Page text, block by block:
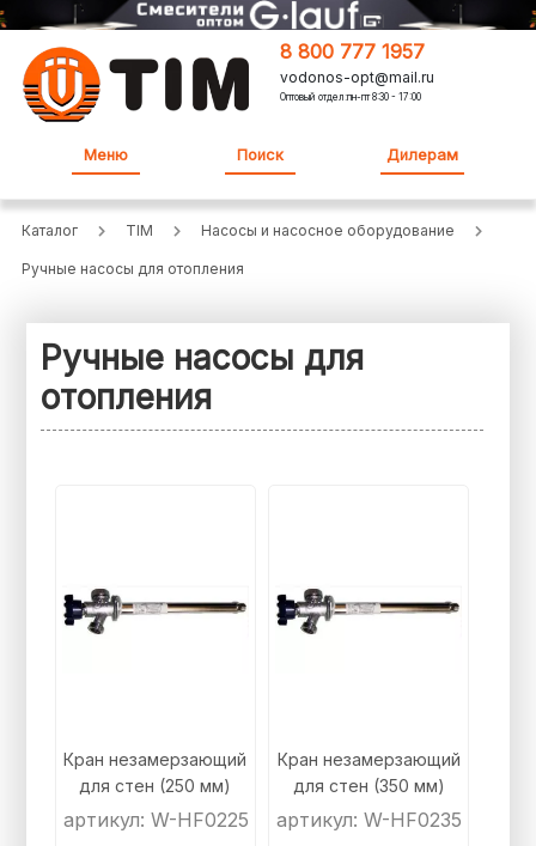
8 800 777 1957
vodonos-opt@mail.ru
Оптовый отдел:пн-пт 8:30 - 17:00
Меню Поиск Дилерам
Каталог TIM Насосы и насосное оборудование
Ручные насосы для отопления
Ручные насосы для
отопления
Кран незамерзающий
для стен (250 мм)
артикул: W-HF0225
Кран незамерзающий
для стен (350 мм)
артикул: W-HF0235